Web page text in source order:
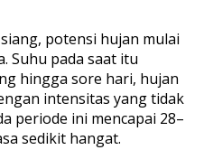
potensi hujan mulai
Suhu pada saat itu
hingga sore hari, hujan
intensitas yang tidak
periode ini mencapai 28–
sedikit hangat.